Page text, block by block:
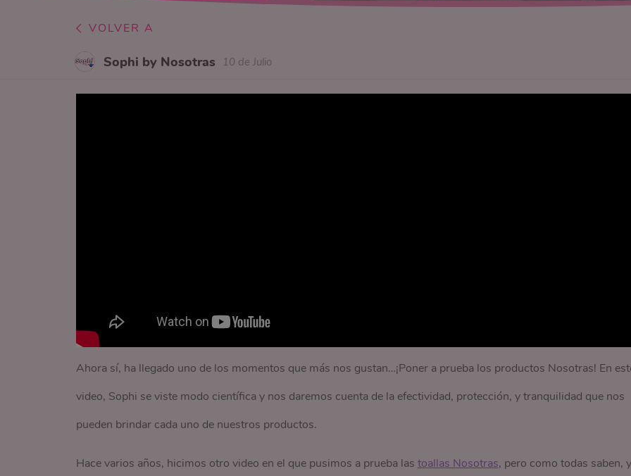
VOLVER A
Sophi by Nosotras 10 de Julio
Ahora sí, ha llegado uno de los momentos que más nos gustan…¡Poner a prueba los productos Nosotras! En
video, Sophi se viste modo científica y nos daremos cuenta de la efectividad, protección, y tranquilidad que nos
pueden brindar cada uno de nuestros productos.
Hace varios años, hicimos otro video en el que pusimos a prueba las toallas Nosotras, pero como todas saben,